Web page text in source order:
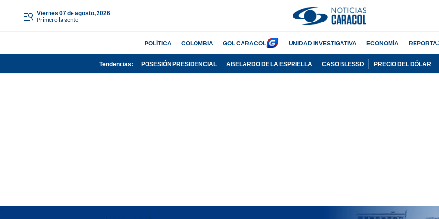
viernes 07 de agosto, 2026
Primero la gente
POLÍTICA COLOMBIA GOL CARACOL UNIDAD INVESTIGATIVA ECONOMÍA
Tendencias: POSESIÓN PRESIDENCIAL ABELARDO DE LA ESPRIELLA CASO BLESSD PRECIO DEL DÓLAR